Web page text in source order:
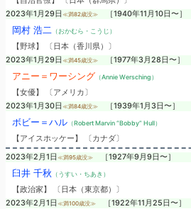
2023年1月29日 ≪満82歳没≫ ［1940年11月10日〜］
岡村 浩二 （おかむら・こうじ）
【野球】 〔日本（香川県）〕
2023年1月29日 ≪満45歳没≫ ［1977年3月28日〜］
アニー＝ワーシング （Annie Wersching）
【女優】 〔アメリカ〕
2023年1月30日 ≪満84歳没≫ ［1939年1月3日〜］
ボビー＝ハル（Robert Marvin “Bobby” Hull）
【アイスホッケー】 〔カナダ〕
2023年2月1日 ≪満95歳没≫ ［1927年9月9日〜］
臼井 千秋 （うすい・ちあき）
【政治家】 〔日本（東京都）〕
2023年2月1日 ≪満100歳没≫ ［1922年11月25日〜］